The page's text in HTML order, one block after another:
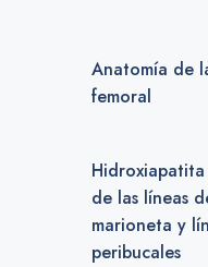
Anatomía de
femoral
de las líneas
marioneta y
peribucales